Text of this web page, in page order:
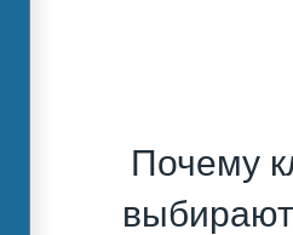
Почему